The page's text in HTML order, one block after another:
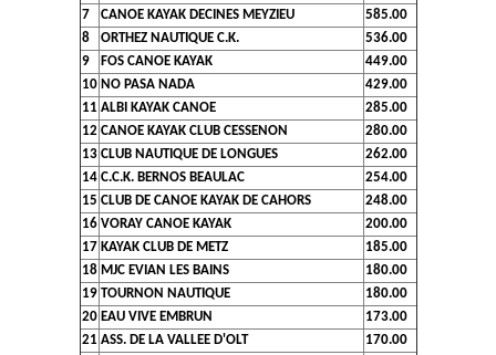
7
CANOE KAYAK DECINES MEYZIEU
585.00
8
ORTHEZ NAUTIQUE C.K.
536.00
9
FOS CANOE KAYAK
449.00
10 NO PASA NADA
429.00
11 ALBI KAYAK CANOE
285.00
12 CANOE KAYAK CLUB CESSENON
280.00
13 CLUB NAUTIQUE DE LONGUES
262.00
14 C.C.K. BERNOS BEAULAC
254.00
15 CLUB DE CANOE KAYAK DE CAHORS
248.00
16 VORAY CANOE KAYAK
200.00
17 KAYAK CLUB DE METZ
185.00
18 MJC EVIAN LES BAINS
180.00
19 TOURNON NAUTIQUE
180.00
20 EAU VIVE EMBRUN
173.00
21 ASS. DE LA VALLEE D'OLT
170.00